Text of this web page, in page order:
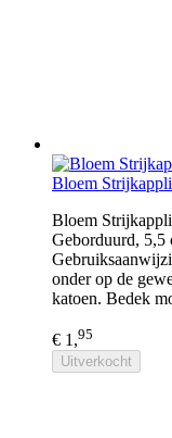
Bloem
Bloem
Geborduurd, 5,5
onder op de
katoen. Bedek
€ 1,95
Uitverkocht